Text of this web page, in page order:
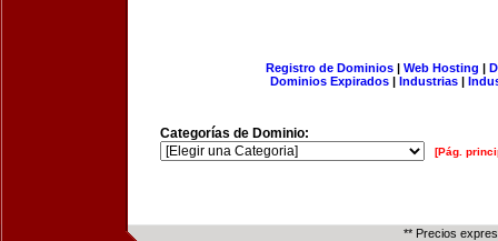
Registro de Dominios| Web Hosting |
Dominios Expirados | Industrias |
Categorías de Dominio:
[Pág.
** Precios